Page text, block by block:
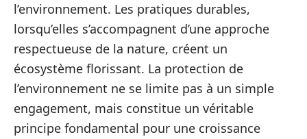
l’environnement. Les pratiques durables,
lorsqu’elles s’accompagnent d’une approche
respectueuse de la nature, créent un
écosystème florissant. La protection de
l’environnement ne se limite pas à un simple
engagement, mais constitue un véritable
principe fondamental pour une croissance